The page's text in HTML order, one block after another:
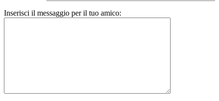
Inserisci il messaggio per il tuo amico: